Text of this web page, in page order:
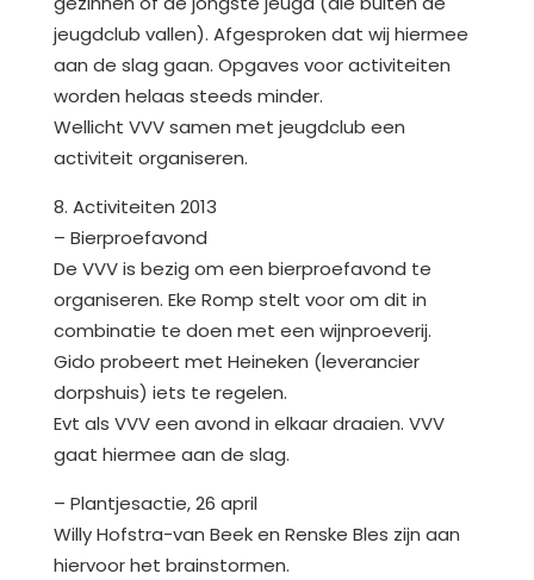
jeugdclub vallen). Afgesproken dat wij hiermee
aan de slag gaan. Opgaves voor activiteiten
worden helaas steeds minder.
Wellicht VVV samen met jeugdclub een
activiteit organiseren.
8. Activiteiten 2013
– Bierproefavond
De VVV is bezig om een bierproefavond te
organiseren. Eke Romp stelt voor om dit in
combinatie te doen met een wijnproeverij.
Gido probeert met Heineken (leverancier
dorpshuis) iets te regelen.
Evt als VVV een avond in elkaar draaien. VVV
gaat hiermee aan de slag.
– Plantjesactie, 26 april
Willy Hofstra-van Beek en Renske Bles zijn aan
hiervoor het brainstormen.